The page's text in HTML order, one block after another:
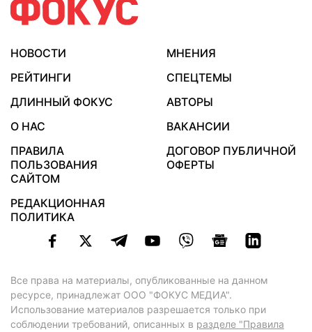
НОВОСТИ
МНЕНИЯ
РЕЙТИНГИ
СПЕЦТЕМЫ
ДЛИННЫЙ ФОКУС
АВТОРЫ
О НАС
ВАКАНСИИ
ПРАВИЛА
ПОЛЬЗОВАНИЯ
САЙТОМ
ДОГОВОР ПУБЛИЧНОЙ
ОФЕРТЫ
РЕДАКЦИОННАЯ
ПОЛИТИКА
Все права на материалы, опубликованные на данном
ресурсе, принадлежат ООО "ФОКУС МЕДИА".
Использование материалов разрешается только при
соблюдении требований, описанных в разделе "Правила